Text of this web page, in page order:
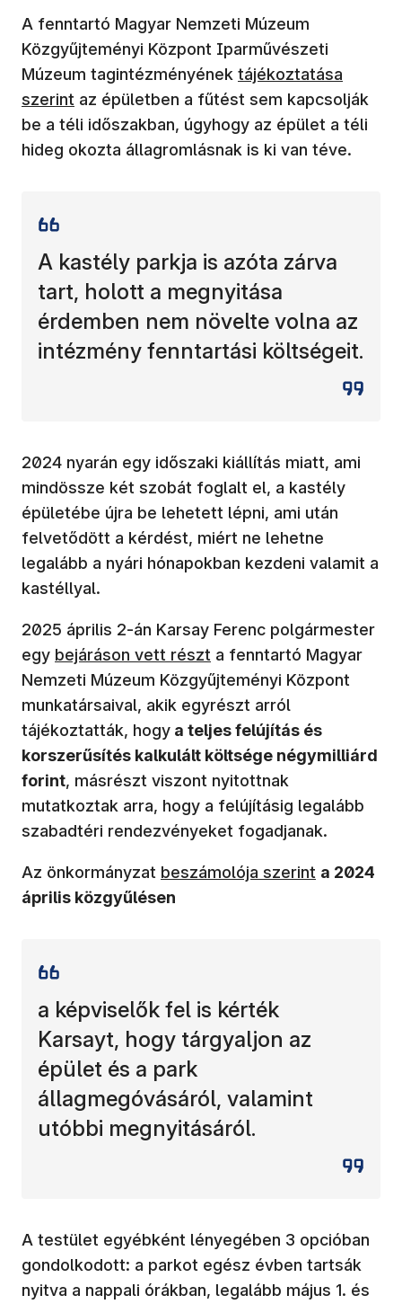
A fenntartó Magyar Nemzeti Múzeum
Közgyűjteményi Központ Iparművészeti
Múzeum tagintézményének (új ablakban nyílik
tájékoztatása
szerint az épületben a fűtést sem kapcsolják
be a téli időszakban, úgyhogy az épület a téli
hideg okozta állagromlásnak is ki van téve.
A kastély parkja is azóta zárva
tart, holott a megnyitása
érdemben nem növelte volna az
intézmény fenntartási költségeit.
2024 nyarán egy időszaki kiállítás miatt, ami
mindössze két szobát foglalt el, a kastély
épületébe újra be lehetett lépni, ami után
felvetődött a kérdést, miért ne lehetne
legalább a nyári hónapokban kezdeni valamit a
kastéllyal.
2025 április 2-án Karsay Ferenc polgármester
egy (új ablakban nyílik meg)
bejáráson vett részt a fenntartó Magyar
Nemzeti Múzeum Közgyűjteményi Központ
munkatársaival, akik egyrészt arról
tájékoztatták, hogy a teljes felújítás és
korszerűsítés kalkulált költsége négymilliárd
forint, másrészt viszont nyitottnak
mutatkoztak arra, hogy a felújításig legalább
szabadtéri rendezvényeket fogadjanak.
Az önkormányzat (új ablakban nyílik meg)
beszámolója szerint a 2024
április közgyűlésen
a képviselők fel is kérték
Karsayt, hogy tárgyaljon az
épület és a park
állagmegóvásáról, valamint
utóbbi megnyitásáról.
A testület egyébként lényegében 3 opcióban
gondolkodott: a parkot egész évben tartsák
nyitva a nappali órákban, legalább május 1. és